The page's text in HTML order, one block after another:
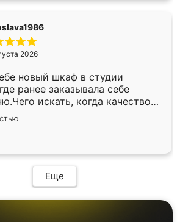
2026
новый шкаф в студии
ранее заказывала себе
искать, когда качеством
Служит кухня уже почти
нет.
Еще